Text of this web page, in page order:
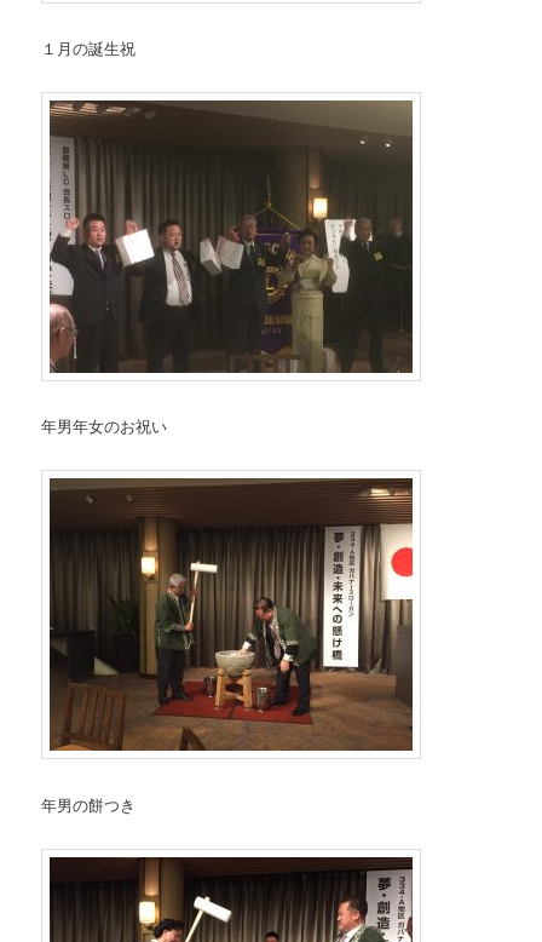
１月の誕生祝
年男年女のお祝い
年男の餅つき